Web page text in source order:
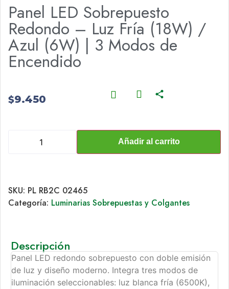
Panel LED Sobrepuesto
Redondo – Luz Fría (18W) /
Azul (6W) | 3 Modos de
Encendido
$9.450
Añadir al carrito
SKU: PL RB2C 02465
Categoría: Luminarias Sobrepuestas y Colgantes
Descripción
Panel LED redondo sobrepuesto con doble emisión
de luz y diseño moderno. Integra tres modos de
iluminación seleccionables: luz blanca fría (6500K),